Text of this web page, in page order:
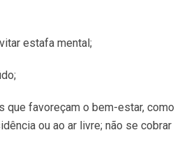
estafa mental;
que favoreçam o bem-estar, como
ou ao ar livre; não se cobrar